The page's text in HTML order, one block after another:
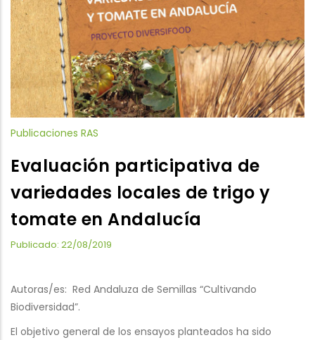
Publicaciones RAS
Evaluación participativa de
variedades locales de trigo y
tomate en Andalucía
Publicado: 22/08/2019
Autoras/es: Red Andaluza de Semillas “Cultivando
Biodiversidad”.
El objetivo general de los ensayos planteados ha sido